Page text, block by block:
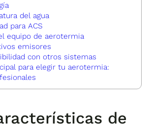
del agua
para ACS
equipo de aerotermia
emisores
con otros sistemas
para elegir tu aerotermia:
de